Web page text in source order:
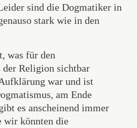
sind die Dogmatiker in
stark wie in den
was für den
der Religion sichtbar
war und ist
am Ende
es anscheinend immer
wir könnten die